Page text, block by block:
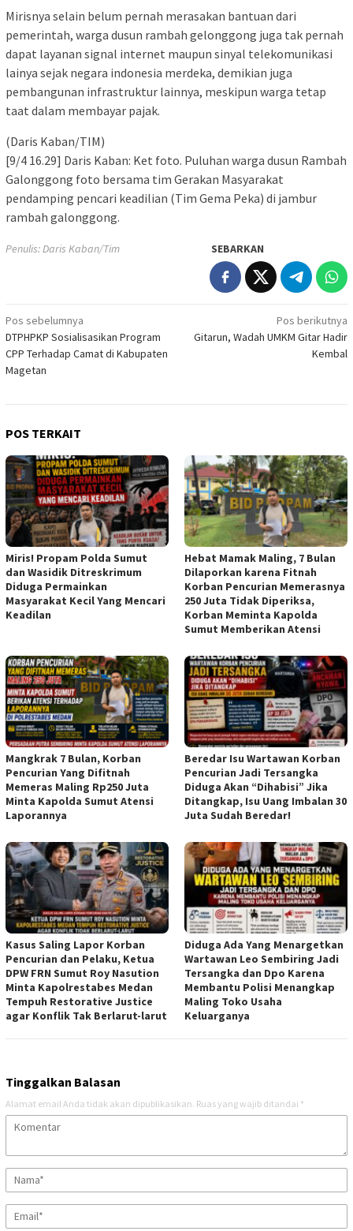
Mirisnya selain belum pernah merasakan bantuan dari
pemerintah, warga dusun rambah gelonggong juga tak pernah
dapat layanan signal internet maupun sinyal telekomunikasi
lainya sejak negara indonesia merdeka, demikian juga
pembangunan infrastruktur lainnya, meskipun warga tetap
taat dalam membayar pajak.
(Daris Kaban/TIM)
[9/4 16.29] Daris Kaban: Ket foto. Puluhan warga dusun Rambah
Galonggong foto bersama tim Gerakan Masyarakat
pendamping pencari keadilian (Tim Gema Peka) di jambur
rambah galonggong.
Penulis: Daris Kaban/Tim SEBARKAN
Navigasi
pos
Pos sebelumnya
DTPHPKP Sosialisasikan Program
CPP Terhadap Camat di Kabupaten
Magetan
Pos berikutnya
Gitarun, Wadah UMKM Gitar Hadir
Kembal
POS TERKAIT
Miris! Propam Polda Sumut
dan Wasidik Ditreskrimum
Diduga Permainkan
Masyarakat Kecil Yang Mencari
Keadilan
Hebat Mamak Maling, 7 Bulan
Dilaporkan karena Fitnah
Korban Pencurian Memerasnya
250 Juta Tidak Diperiksa,
Korban Meminta Kapolda
Sumut Memberikan Atensi
Mangkrak 7 Bulan, Korban
Pencurian Yang Difitnah
Memeras Maling Rp250 Juta
Minta Kapolda Sumut Atensi
Laporannya
Beredar Isu Wartawan Korban
Pencurian Jadi Tersangka
Diduga Akan “Dihabisi” Jika
Ditangkap, Isu Uang Imbalan 30
Juta Sudah Beredar!
Kasus Saling Lapor Korban
Pencurian dan Pelaku, Ketua
DPW FRN Sumut Roy Nasution
Minta Kapolrestabes Medan
Tempuh Restorative Justice
agar Konflik Tak Berlarut-larut
Diduga Ada Yang Menargetkan
Wartawan Leo Sembiring Jadi
Tersangka dan Dpo Karena
Membantu Polisi Menangkap
Maling Toko Usaha
Keluarganya
Tinggalkan Balasan
Alamat email Anda tidak akan dipublikasikan. Ruas yang wajib ditandai *